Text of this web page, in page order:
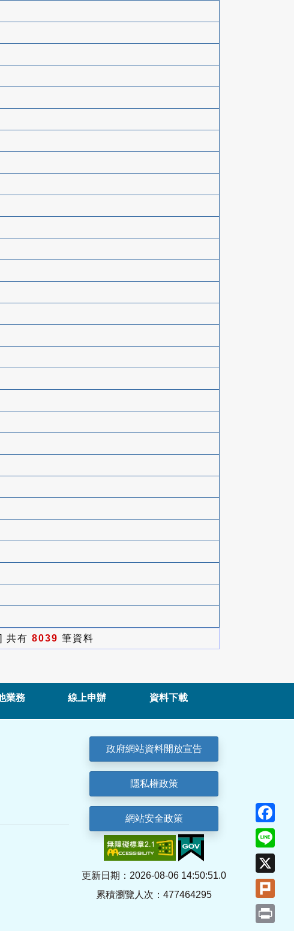
] 共有 8039 筆資料
業務 線上申辦 資料下載
政府網站資料開放宣告
隱私權政策
網站安全政策
更新日期：2026-08-06 14:50:51.0
累積瀏覽人次：477464295